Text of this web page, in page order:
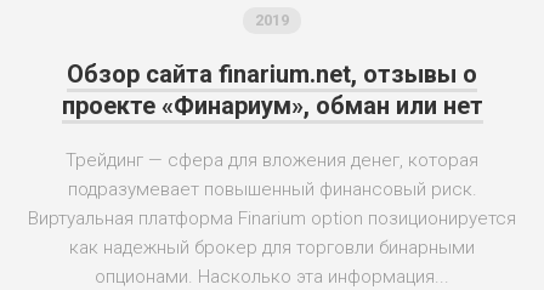
2019
Обзор сайта finarium.net, отзывы о
проекте «Финариум», обман или нет
Трейдинг — сфера для вложения денег, которая
подразумевает повышенный финансовый риск.
Виртуальная платформа Finarium option позиционируется
как надежный брокер для торговли бинарными
опционами. Насколько эта информация...